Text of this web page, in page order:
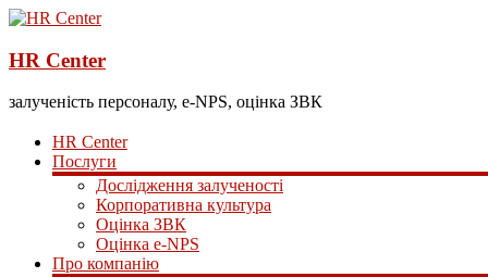
HR Center
залученість персоналу, e-NPS, оцінка ЗВК
HR Center
Послуги
Дослідження залученості
Корпоративна культура
Оцінка ЗВК
Оцінка e-NPS
Про компанію